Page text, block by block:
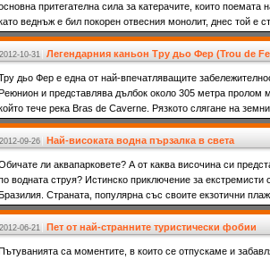
притегателна сила за катерачите, които поемата
веднъж е бил покорен отвесния монолит, днес той е
2012-10-31 Легендарния каньон Тру дьо Фер (Trou de
дьо Фер е една от най-впечатляващите
и представлява дълбок около 305 метра пролом
тече река Bras de Caverne. Рязкото слягане на
“произведение” каквото не може да бъде
името му в превод означава Желязната дупка.
2012-09-26 Най-високата водна пързалка в света
ли аквапарковете? А от каква височина си
водната струя? Истинско приключение за екстремисти
Страната, популярна със своите екзотични
2012-06-21 Пет от най-странните туристически фобии
са моментите, в които се отпускаме и